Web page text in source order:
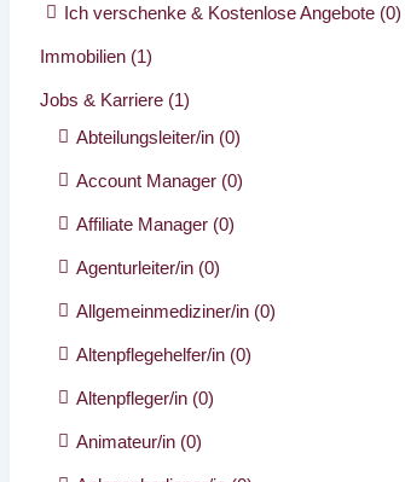
Ich verschenke & Kostenlose Angebote (0)
Immobilien (1)
Jobs & Karriere (1)
Abteilungsleiter/in (0)
Account Manager (0)
Affiliate Manager (0)
Agenturleiter/in (0)
Allgemeinmediziner/in (0)
Altenpflegehelfer/in (0)
Altenpfleger/in (0)
Animateur/in (0)